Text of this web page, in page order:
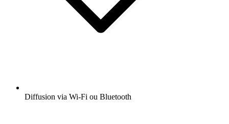
Diffusion via Wi-Fi ou Bluetooth